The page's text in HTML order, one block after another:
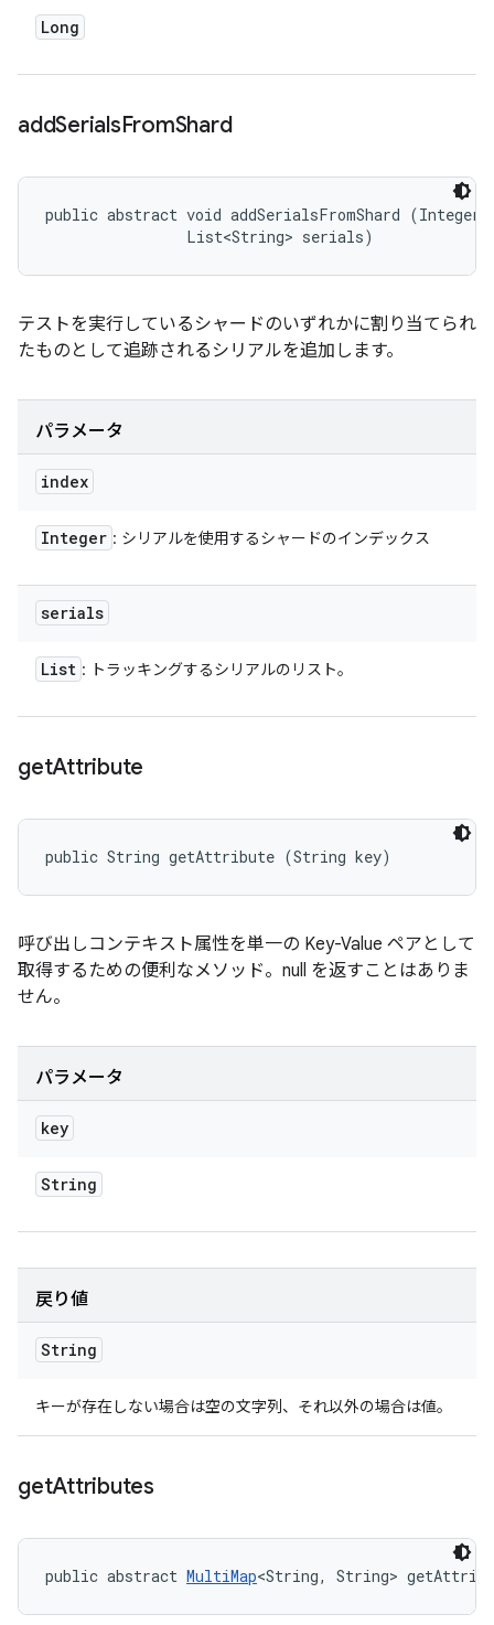
Long
addSerialsFromShard
public abstract void addSerialsFromShard
                List<String> serials)
テストを実行しているシャードのいずれかに割り当てられ
たものとして追跡されるシリアルを追加します。
パラメータ
index
Integer : シリアルを使用するシャードのインデックス
serials
List : トラッキングするシリアルのリスト。
getAttribute
public String getAttribute (String key)
呼び出しコンテキスト属性を単一の Key-Value ペアとして
取得するための便利なメソッド。null を返すことはありま
せん。
パラメータ
key
String
戻り値
String
キーが存在しない場合は空の文字列、それ以外の場合は値。
getAttributes
public abstract MultiMap<String, String>